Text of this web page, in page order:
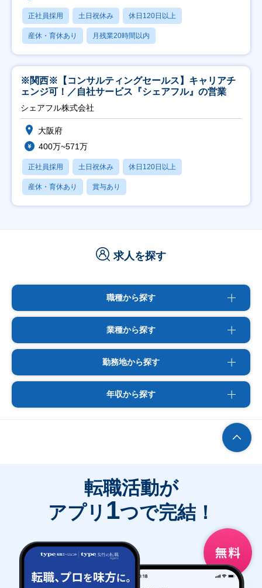
正社員採用 土日祝休み 休日120日以上
産休・育休あり 月残業20時間以内
※関西※【コンサルティングセールス】キャリアチ
ェンジ可！／自社サービス『シェアフル』の営業
シェアフル株式会社
大阪府
400万~571万
正社員採用 土日祝休み 休日120日以上
産休・育休あり 賞与あり
求人を探す
職種から探す
業種から探す
勤務地から探す
年収から探す
転職活動が
アプリ 1つで完結！